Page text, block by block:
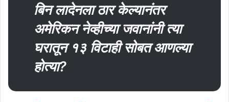
बिन लादेनला ठार केल्यानंतर
अमेरिकन नेव्हीच्या जवानांनी त्या
घरातून १३ विटाही सोबत आणल्या
होत्या?